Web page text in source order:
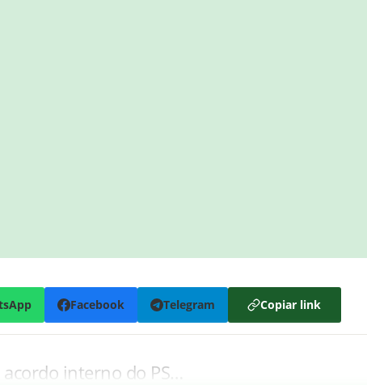
Facebook Telegram Copiar link
interno do PS…